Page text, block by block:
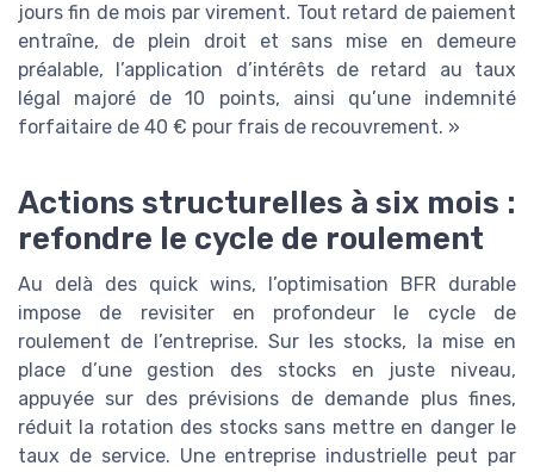
jours fin de mois par virement. Tout retard de paiement
entraîne, de plein droit et sans mise en demeure
préalable, l’application d’intérêts de retard au taux
légal majoré de 10 points, ainsi qu’une indemnité
forfaitaire de 40 € pour frais de recouvrement. »
Actions structurelles à six mois :
refondre le cycle de roulement
Au delà des quick wins, l’optimisation BFR durable
impose de revisiter en profondeur le cycle de
roulement de l’entreprise. Sur les stocks, la mise en
place d’une gestion des stocks en juste niveau,
appuyée sur des prévisions de demande plus fines,
réduit la rotation des stocks sans mettre en danger le
taux de service. Une entreprise industrielle peut par